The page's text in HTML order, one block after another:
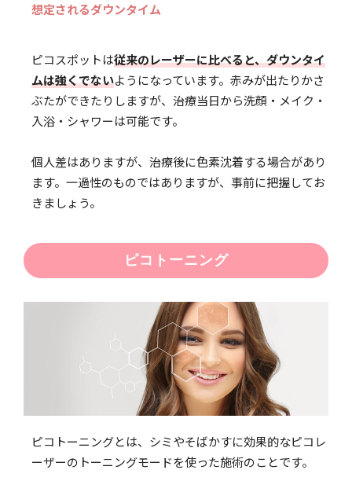
想定されるダウンタイム
ピコスポットは従来のレーザーに比べると、ダウンタイ
ムは強くでないようになっています。赤みが出たりかさ
ぶたができたりしますが、治療当日から洗顔・メイク・
入浴・シャワーは可能です。
個人差はありますが、治療後に色素沈着する場合があり
ます。一過性のものではありますが、事前に把握してお
きましょう。
ピコトーニング
ピコトーニングとは、シミやそばかすに効果的なピコレ
ーザーのトーニングモードを使った施術のことです。